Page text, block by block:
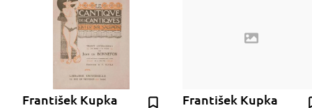
František Kupka František Kupka